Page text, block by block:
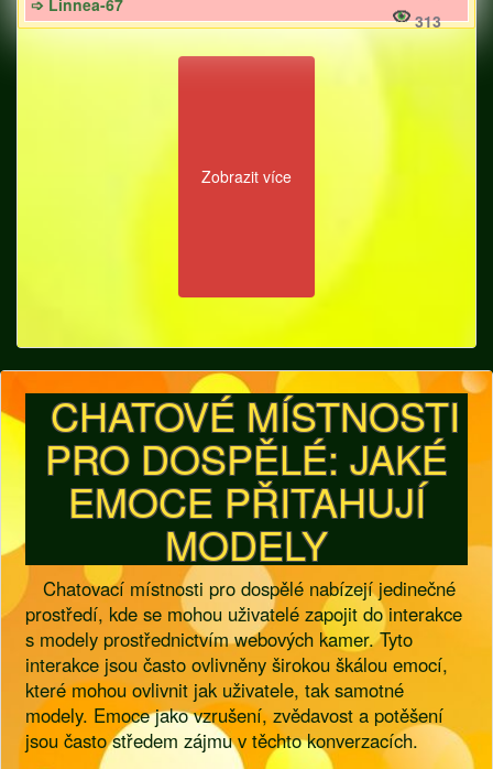
➩ Linnea-67
313
Zobrazit více
CHATOVÉ MÍSTNOSTI
PRO DOSPĚLÉ: JAKÉ
EMOCE PŘITAHUJÍ
MODELY
Chatovací místnosti pro dospělé nabízejí jedinečné
prostředí, kde se mohou uživatelé zapojit do interakce
s modely prostřednictvím webových kamer. Tyto
interakce jsou často ovlivněny širokou škálou emocí,
které mohou ovlivnit jak uživatele, tak samotné
modely. Emoce jako vzrušení, zvědavost a potěšení
jsou často středem zájmu v těchto konverzacích.